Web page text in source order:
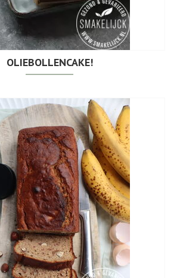
OLIEBOLLENCAKE!